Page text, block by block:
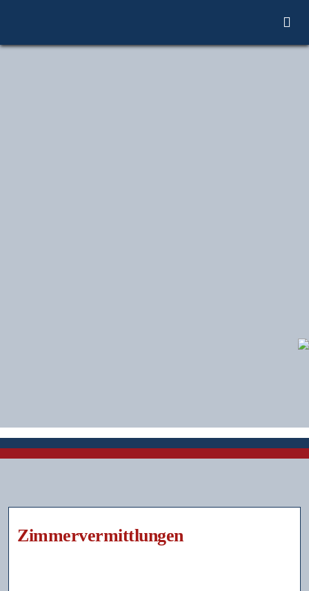
Zimmervermittlungen